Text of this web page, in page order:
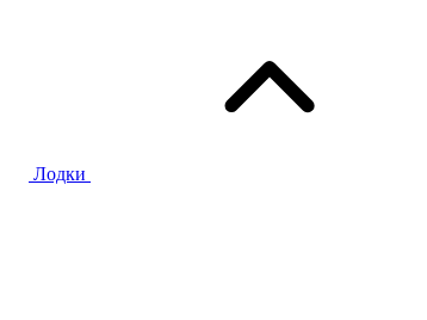
Лодки